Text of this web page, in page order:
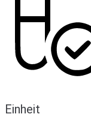
Einheit